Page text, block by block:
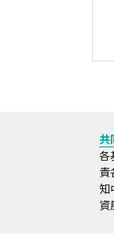
共
各
責
知
資